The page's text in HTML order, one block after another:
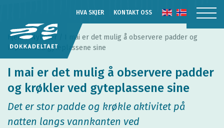
HVA SKJER KONTAKT OSS
TJENESTER
PUBLIKUM
Hjem/Nyheter
I mai er det mulig å observere padder og
krøkler ved gyteplassene sine
I mai er det mulig å observere padder
og krøkler ved gyteplassene sine
Det er stor padde og krøkle aktivitet på
natten langs vannkanten ved